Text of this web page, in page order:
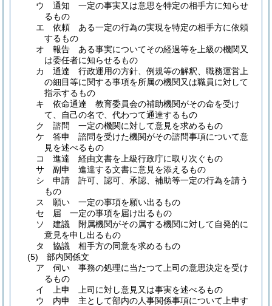
ウ
通知 一定の事実又は意思を特定の相手方に知らせ
るもの
エ
依頼 ある一定の行為の実現を特定の相手方に依頼
するもの
オ
報告 ある事実についてその経過等を上級の機関又
は委任者に知らせるもの
カ
通達 行政運用の方針、例規等の解釈、職務運営上
の細目等に関する事項を所属の機関又は職員に対して
指示するもの
キ
依命通達 教育委員会の補助機関がその命を受け
て、自己の名で、代わつて通達するもの
ク
諮問 一定の機関に対して意見を求めるもの
ケ
答申 諮問を受けた機関がその諮問事項について意
見を述べるもの
コ
進達 経由文書を上級行政庁に取り次ぐもの
サ
副申 進達する文書に意見を添えるもの
シ
申請 許可、認可、承認、補助等一定の行為を請う
もの
ス
願い 一定の事項を願い出るもの
セ
届 一定の事項を届け出るもの
ソ
建議 附属機関がその属する機関に対して自発的に
意見を申し出るもの
タ
協議 相手方の同意を求めるもの
(5)
部内関係文
ア
伺い 事務の処理に当たつて上司の意思決定を受け
るもの
イ
上申 上司に対し意見又は事実を述べるもの
ウ
内申 主として部内の人事関係事項について上申す